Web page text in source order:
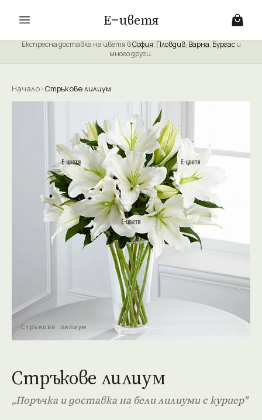
Е цветя
Експресна доставка на цветя вСофия, Пловдив, Варна, Бургаси
много други.
Начало›Стръкове лилиум
Стръкове лилиум
Стръкове лилиум
„Поръчка и доставка на бели лилиуми с куриер"